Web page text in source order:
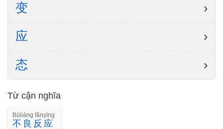
变 ›
应 ›
态 ›
Từ cận nghĩa
不良反应
Bùliáng fǎnyìng